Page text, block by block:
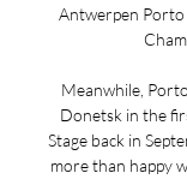
Antwerpen
Meanwhile,
Donetsk in the
Stage back in
more than happy